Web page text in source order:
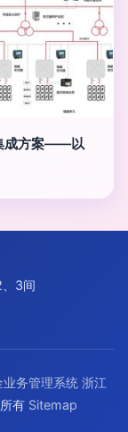
成方案——以
3间
业务管理系统 浙江
有 Sitemap